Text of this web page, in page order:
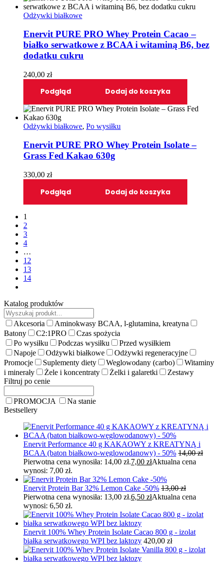
Odżywki białkowe
Enervit PURE PRO Whey Protein Cacao –
białko serwatkowe z BCAA i witaminą B6, bez
dodatku cukru
240,00 zł
Podgląd Dodaj do koszyka
Odżywki białkowe, Po wysiłku
Enervit PURE PRO Whey Protein Isolate –
Grass Fed Kakao 630g
330,00 zł
Podgląd Dodaj do koszyka
1
2
3
4
…
12
13
14
Katalog produktów
Akcesoria
Aminokwasy BCAA, l-glutamina, kreatyna
Batony
C2:1PRO
Czas spożycia
Po wysiłku
Podczas wysiłku
Przed wysiłkiem
Napoje
Odżywki białkowe
Odżywki regeneracyjne
Promocje
Suplementy diety Weglowodany (carbo)
Witaminy
i minerały
Żele i koncentraty Żelki i galaretki
Zestawy
Filtruj po cenie
PROMOCJA
Na stanie
Bestsellery
Enervit Performance 40 g KAKAOWY z KREATYNĄ i
BCAA (baton białkowo-węglowodanowy) - 50% 14,00zł
Pierwotna cena wynosiła: 14,00 zł.7,00 złAktualna cena
wynosi: 7,00 zł.
Enervit Protein Bar 32% Lemon Cake -50% 13,00zł
Pierwotna cena wynosiła: 13,00 zł.6,50 złAktualna cena
wynosi: 6,50 zł.
Enervit 100% Whey Protein Isolate Cacao 800 g - izolat
białka serwatkowego WPI bez laktozy 420,00 zł